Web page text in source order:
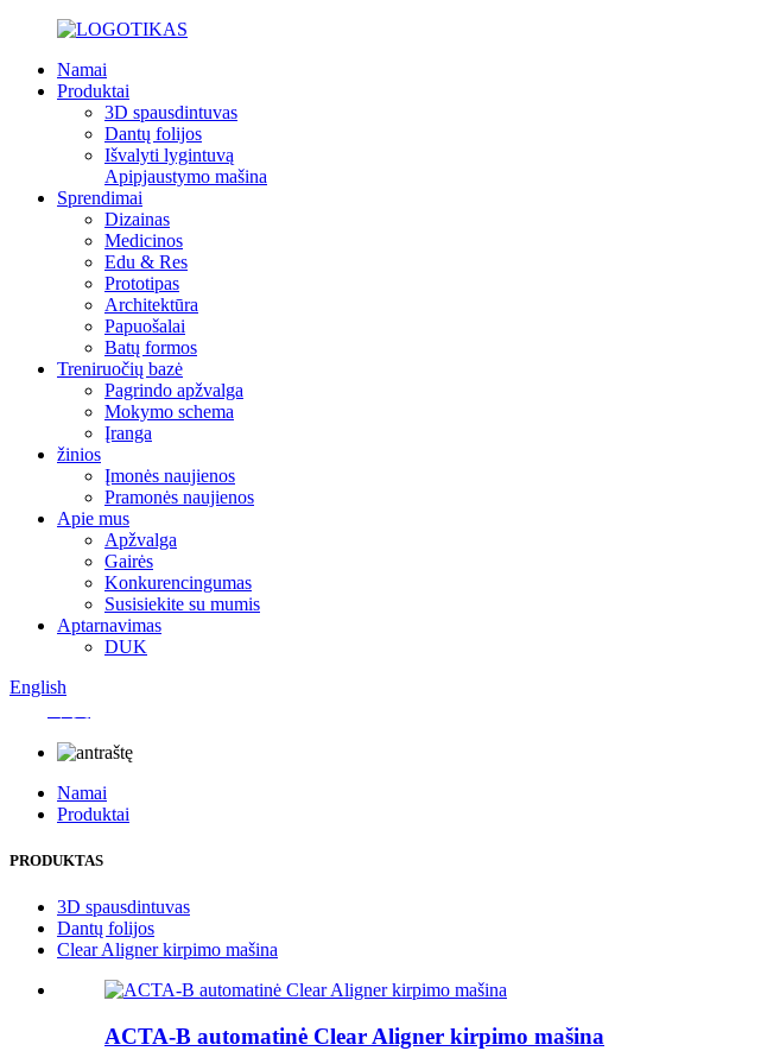
Namai
Produktai
3D spausdintuvas
Dantų folijos
Išvalyti lygintuvą
Apipjaustymo mašina
Sprendimai
Dizainas
Medicinos
Edu & Res
Prototipas
Architektūra
Papuošalai
Batų formos
Treniruočių bazė
Pagrindo apžvalga
Mokymo schema
Įranga
žinios
Įmonės naujienos
Pramonės naujienos
Apie mus
Apžvalga
Gairės
Konkurencingumas
Susisiekite su mumis
Aptarnavimas
DUK
English
Namai
Produktai
PRODUKTAS
3D spausdintuvas
Dantų folijos
Clear Aligner kirpimo mašina
ACTA-B automatinė Clear Aligner kirpimo mašina